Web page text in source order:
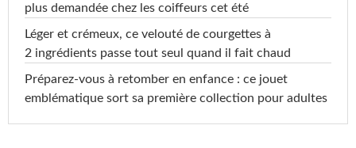
plus demandée chez les coiffeurs cet été
Léger et crémeux, ce velouté de courgettes à
2 ingrédients passe tout seul quand il fait chaud
Préparez-vous à retomber en enfance : ce jouet
emblématique sort sa première collection pour adultes